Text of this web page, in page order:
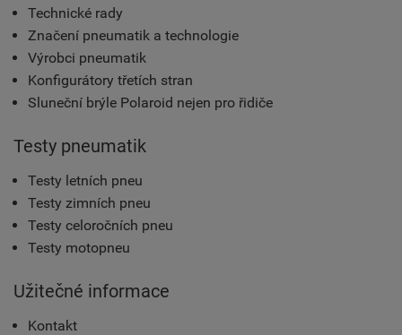
Technické rady
Značení pneumatik a technologie
Výrobci pneumatik
Konfigurátory třetích stran
Sluneční brýle Polaroid nejen pro řidiče
Testy pneumatik
Testy letních pneu
Testy zimních pneu
Testy celoročních pneu
Testy motopneu
Užitečné informace
Kontakt